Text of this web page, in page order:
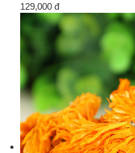
129,000 đ